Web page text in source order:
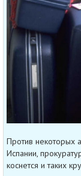
Против некоторых
Испании,
коснется и таких